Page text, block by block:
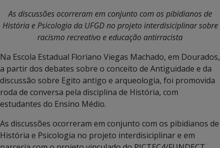
As discussões ocorreram em conjunto com os pibidianos de
História e Psicologia da UFGD no projeto interdisiciplinar sobre
racismo recreativo e educação antirracista
Na Escola Estadual Floriano Viegas Machado, em Dourados,
a partir dos debates sobre o conceito de Antiguidade e da
discussão sobre Egito antigo e arqueologia, foi promovida
roda de conversa pela disciplina de História, com
estudantes do Ensino Médio.
As discussões ocorreram em conjunto com os pibidianos de
História e Psicologia no projeto interdisiciplinar e em